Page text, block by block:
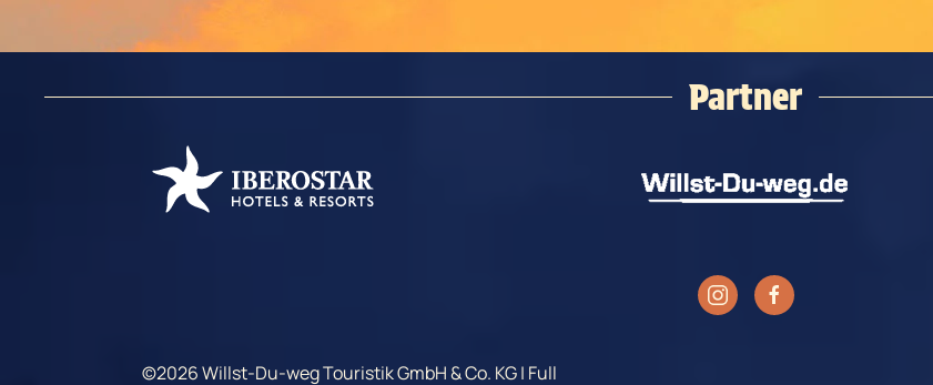
Partner
©2026 Willst-Du-weg Touristik GmbH & Co. KG | Full